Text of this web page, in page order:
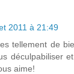
2011 à 21:49
tellement de
déculpabiliser
aime!